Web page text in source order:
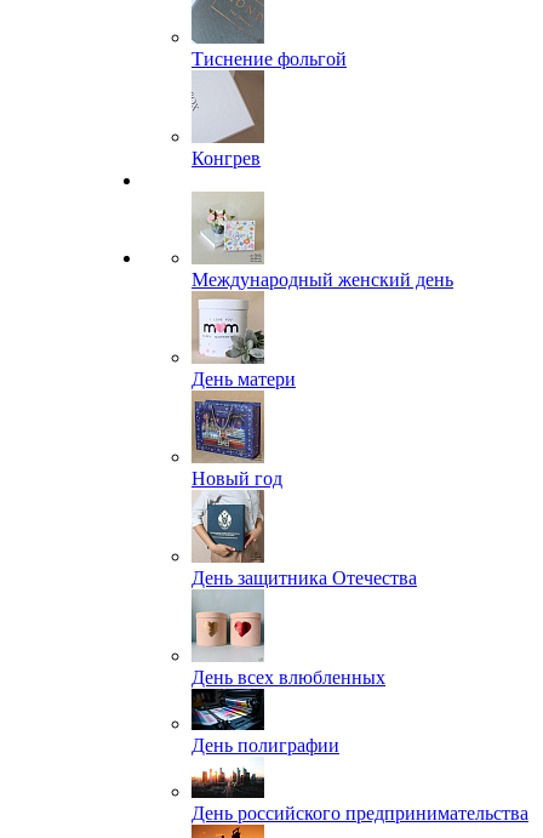
Тиснение фольгой
Конгрев
Международный женский день
День матери
Новый год
День защитника Отечества
День всех влюбленных
День полиграфии
День российского предпринимательства